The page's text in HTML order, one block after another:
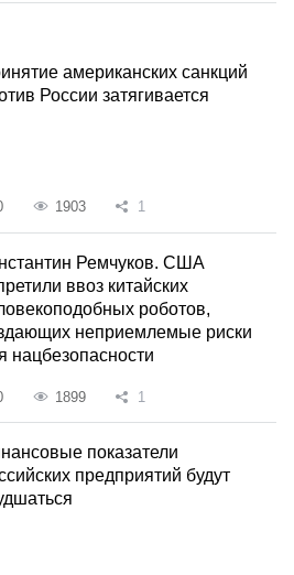
американских санкций
России затягивается
1903 1
Ремчуков. США
ввоз китайских
роботов,
неприемлемые риски
нацбезопасности
1899 1
показатели
предприятий будут